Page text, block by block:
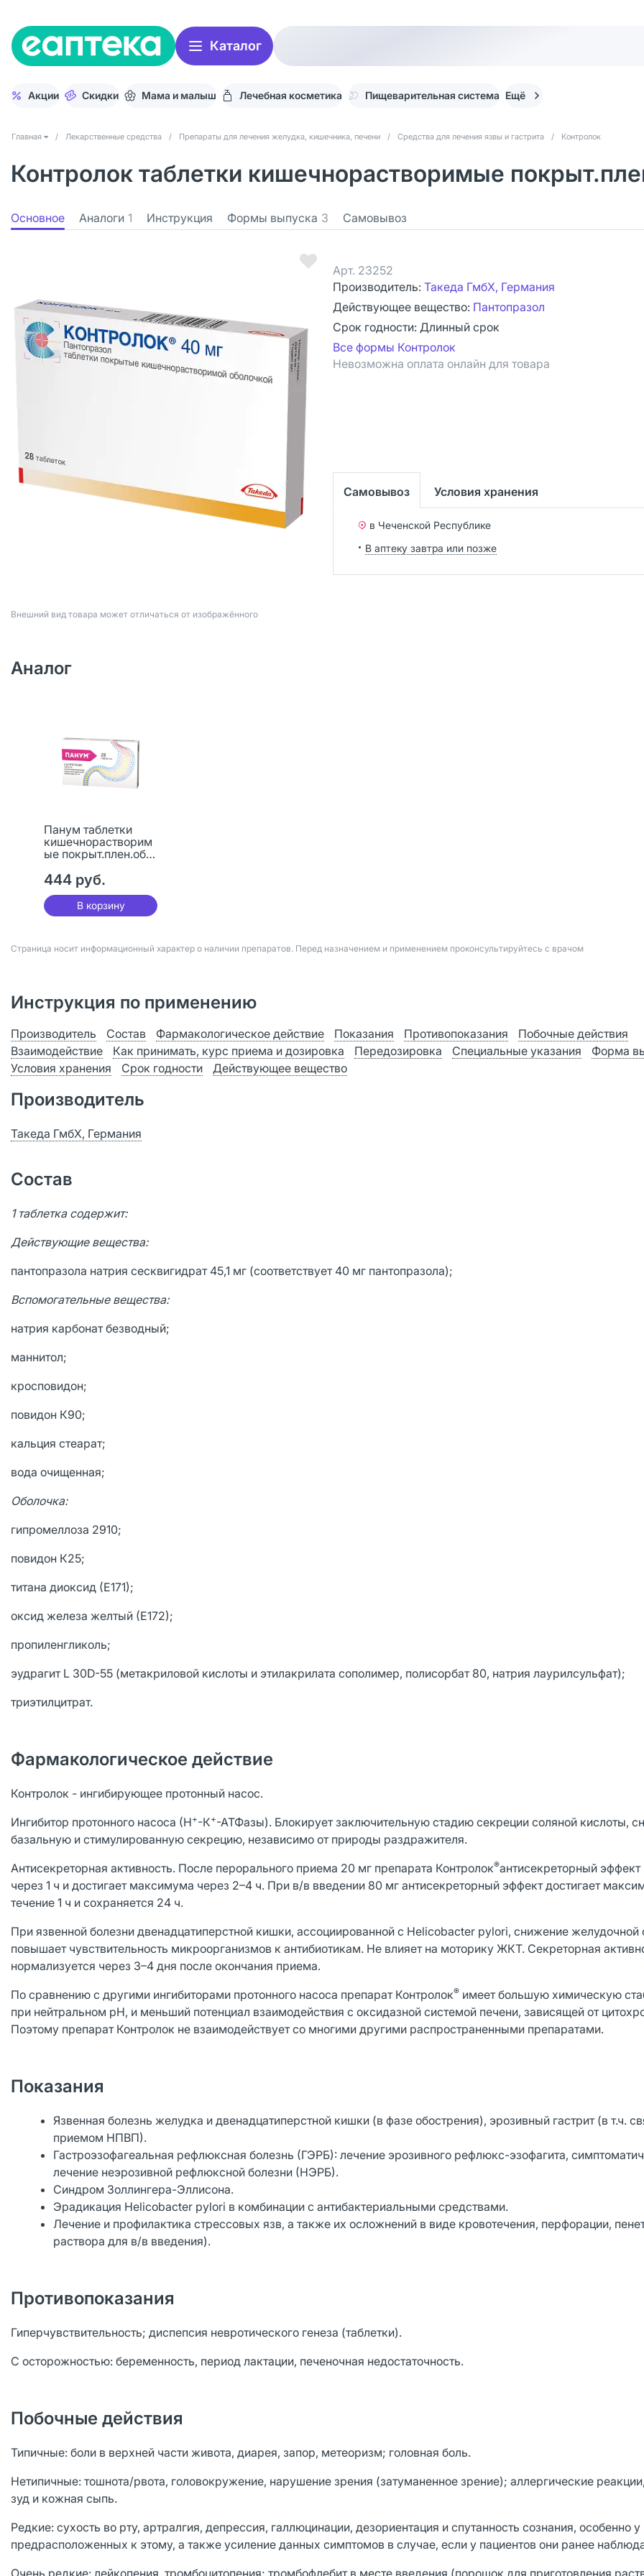
Каталог
Акции Скидки Мама и малыш Лечебная косметика Пищеварительная система Ещё
Главная / Лекарственные средства / Препараты для лечения желудка, кишечника, печени / Средства для лечения язвы и гастрита / Контролок
Контролок таблетки кишечнорастворимые
Основное Аналоги 1 Инструкция Формы выпуска 3 Самовывоз
Bнешний вид товара может отличаться от изображённого
Арт. 23252
Производитель: Такеда ГмбХ, Германия
Действующее вещество: Пантопразол
Срок годности: Длинный срок
Все формы Контролок
Невозможна оплата онлайн для товара
Самовывоз Условия хранения
в Чеченской Республике
В аптеку завтра или позже
Аналог
Панум таблетки
кишечнорастворим
ые покрыт.плен.об.
444 руб.
В корзину
Страница носит информационный характер о наличии препаратов. Перед назначением и применением проконсультируйтесь с врачом
Инструкция по применению
Производитель Состав Фармакологическое действие Показания Противопоказания
Побочные действия
Взаимодействие
Как принимать, курс приема и дозировка Передозировка Специальные указания
Форма
Условия хранения
Срок годности Действующее вещество
Производитель
Такеда ГмбХ, Германия
Состав
1 таблетка содержит:
Действующие вещества:
пантопразола натрия сесквигидрат 45,1 мг (соответствует 40 мг пантопразола);
Вспомогательные вещества:
натрия карбонат безводный;
маннитол;
кросповидон;
повидон К90;
кальция стеарат;
вода очищенная;
Оболочка:
гипромеллоза 2910;
повидон К25;
титана диоксид (Е171);
оксид железа желтый (Е172);
пропиленгликоль;
эудрагит L 30D-55 (метакриловой кислоты и этилакрилата сополимер, полисорбат 80, натрия лаурилсульфат);
триэтилцитрат.
Фармакологическое действие
Контролок - ингибирующее протонный насос.
Ингибитор протонного насоса (Н+-К+-АТФазы). Блокирует заключительную стадию секреции соляной кислоты,
базальную и стимулированную секрецию, независимо от природы раздражителя.
Антисекреторная активность. После перорального приема 20 мг препарата Контролок®антисекреторный эффект
через 1 ч и достигает максимума через 2–4 ч. При в/в введении 80 мг антисекреторный эффект достигает
течение 1 ч и сохраняется 24 ч.
При язвенной болезни двенадцатиперстной кишки, ассоциированной с Helicobacter pylori, снижение желудочной
повышает чувствительность микроорганизмов к антибиотикам. Не влияет на моторику ЖКТ. Секреторная
нормализуется через 3–4 дня после окончания приема.
По сравнению с другими ингибиторами протонного насоса препарат Контролок® имеет большую химическую
при нейтральном рН, и меньший потенциал взаимодействия с оксидазной системой печени, зависящей от
Поэтому препарат Контролок не взаимодействует со многими другими распространенными препаратами.
Показания
Язвенная болезнь желудка и двенадцатиперстной кишки (в фазе обострения), эрозивный гастрит (в т.ч.
приемом НПВП).
Гастроэзофагеальная рефлюксная болезнь (ГЭРБ): лечение эрозивного рефлюкс-эзофагита,
лечение неэрозивной рефлюксной болезни (НЭРБ).
Синдром Золлингера-Эллисона.
Эрадикация Helicobacter pylori в комбинации с антибактериальными средствами.
Лечение и профилактика стрессовых язв, а также их осложнений в виде кровотечения, перфорации,
раствора для в/в введения).
Противопоказания
Гиперчувствительность; диспепсия невротического генеза (таблетки).
С осторожностью: беременность, период лактации, печеночная недостаточность.
Побочные действия
Типичные: боли в верхней части живота, диарея, запор, метеоризм; головная боль.
Нетипичные: тошнота/рвота, головокружение, нарушение зрения (затуманенное зрение); аллергические
зуд и кожная сыпь.
Редкие: сухость во рту, артралгия, депрессия, галлюцинации, дезориентация и спутанность сознания, особенно у
предрасположенных к этому, а также усиление данных симптомов в случае, если у пациентов они ранее
Очень редкие: лейкопения, тромбоцитопения; тромбофлебит в месте введения (порошок для приготовления